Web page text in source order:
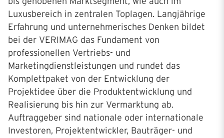
Luxusbereich in zentralen Toplagen. Langjährige
Erfahrung und unternehmerisches Denken bildet
bei der VERIMAG das Fundament von
professionellen Vertriebs- und
Marketingdienstleistungen und rundet das
Komplettpaket von der Entwicklung der
Projektidee über die Produktentwicklung und
Realisierung bis hin zur Vermarktung ab.
Auftraggeber sind nationale oder internationale
Investoren, Projektentwickler, Bauträger- und